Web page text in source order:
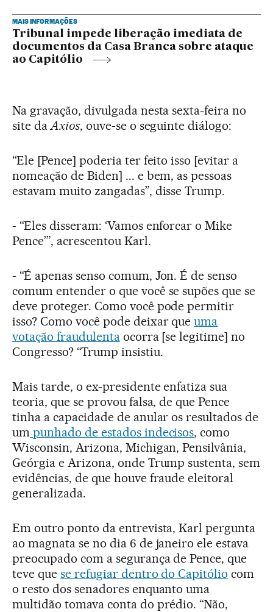
MAIS INFORMAÇÕES
Tribunal impede liberação imediata de
documentos da Casa Branca sobre ataque
ao Capitólio
Na gravação, divulgada nesta sexta-feira no
site daAxios, ouve-se o seguinte diálogo:
“Ele [Pence] poderia ter feito isso [evitar a
nomeação de Biden] ... e bem, as pessoas
estavam muito zangadas”, disse Trump.
- “Eles disseram: ‘Vamos enforcar o Mike
Pence’”, acrescentou Karl.
- “É apenas senso comum, Jon. É de senso
comum entender o que você se supões que se
deve proteger. Como você pode permitir
isso? Como você pode deixar queuma
votação fraudulentaocorra [se legitime] no
Congresso? “Trump insistiu.
Mais tarde, o ex-presidente enfatiza sua
teoria, que se provou falsa, de que Pence
tinha a capacidade de anular os resultados de
umpunhado de estados indecisos, como
Wisconsin, Arizona, Michigan, Pensilvânia,
Geórgia e Arizona, onde Trump sustenta, sem
evidências, de que houve fraude eleitoral
generalizada.
Em outro ponto da entrevista, Karl pergunta
ao magnata se no dia 6 de janeiro ele estava
preocupado com a segurança de Pence, que
teve que se refugiar dentro do Capitólio com
o resto dos senadores enquanto uma
multidão tomava conta do prédio. “Não,